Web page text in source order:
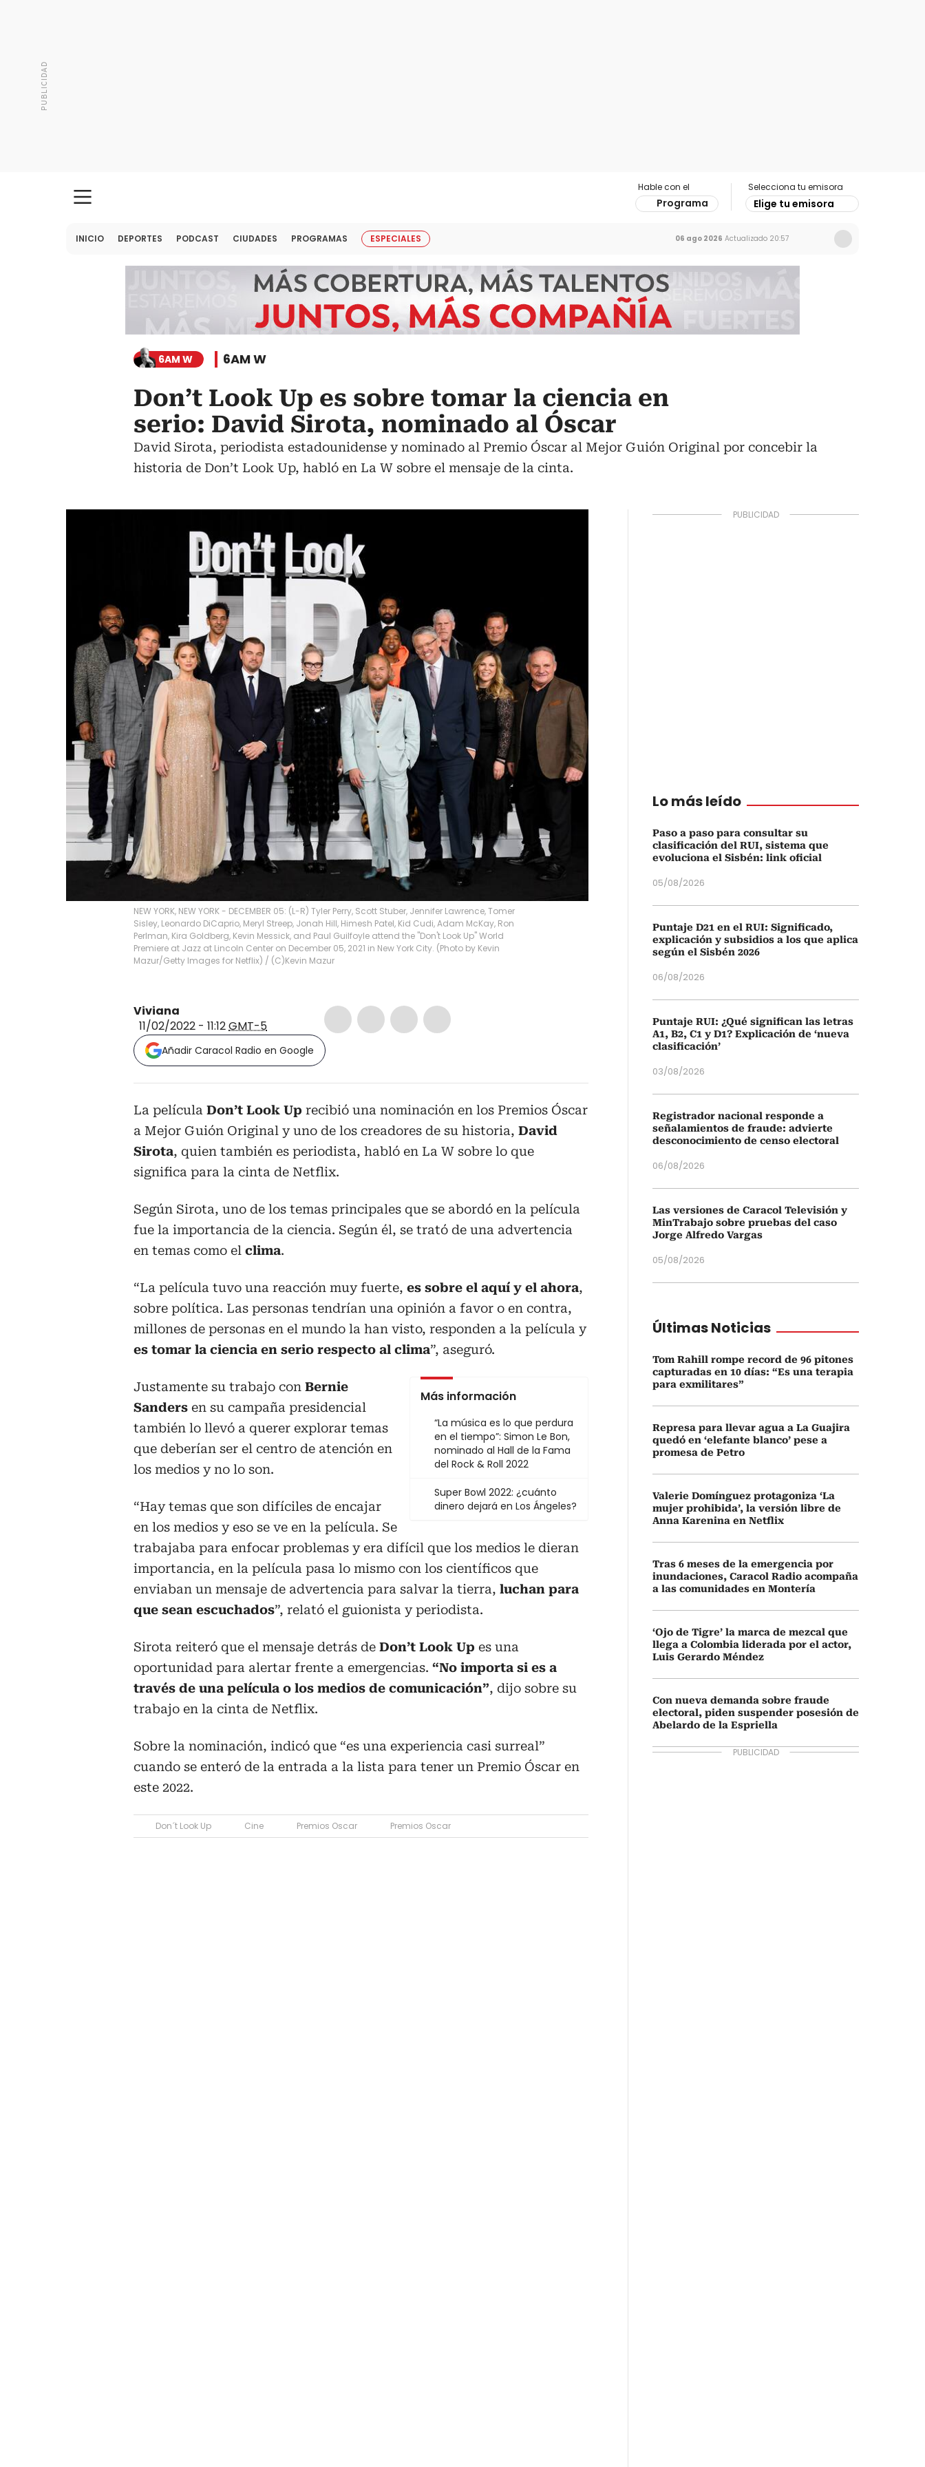
Hable con el
Programa
Selecciona tu emisora
Elige tu emisora
INICIO DEPORTES PODCAST CIUDADES PROGRAMAS ESPECIALES 06 ago 2026 Actualizado 20:57
6AM W 6AM W
Don’t Look Up es sobre tomar la ciencia en
serio: David Sirota, nominado al Óscar
David Sirota, periodista estadounidense y nominado al Premio Óscar al Mejor Guión Original por concebir la
historia de Don’t Look Up, habló en La W sobre el mensaje de la cinta.
NEW YORK, NEW YORK - DECEMBER 05: (L-R) Tyler Perry, Scott Stuber, Jennifer Lawrence, Tomer
Sisley, Leonardo DiCaprio, Meryl Streep, Jonah Hill, Himesh Patel, Kid Cudi, Adam McKay, Ron
Perlman, Kira Goldberg, Kevin Messick, and Paul Guilfoyle attend the "Don't Look Up" World
Premiere at Jazz at Lincoln Center on December 05, 2021 in New York City. (Photo by Kevin
Mazur/Getty Images for Netflix) / (C)Kevin Mazur
Viviana
11/02/2022 - 11:12GMT-5
Añadir Caracol Radio en Google
La película Don’t Look Up recibió una nominación en los Premios Óscar
a Mejor Guión Original y uno de los creadores de su historia, David
Sirota, quien también es periodista, habló en La W sobre lo que
significa para la cinta de Netflix.
Según Sirota, uno de los temas principales que se abordó en la película
fue la importancia de la ciencia. Según él, se trató de una advertencia
en temas como el clima.
“La película tuvo una reacción muy fuerte, es sobre el aquí y el ahora,
sobre política. Las personas tendrían una opinión a favor o en contra,
millones de personas en el mundo la han visto, responden a la película y
es tomar la ciencia en serio respecto al clima”, aseguró.
Más información
“La música es lo que perdura
en el tiempo”: Simon Le Bon,
nominado al Hall de la Fama
del Rock & Roll 2022
Super Bowl 2022: ¿cuánto
dinero dejará en Los Ángeles?
Justamente su trabajo con Bernie
Sanders en su campaña presidencial
también lo llevó a querer explorar temas
que deberían ser el centro de atención en
los medios y no lo son.
“Hay temas que son difíciles de encajar
en los medios y eso se ve en la película. Se
trabajaba para enfocar problemas y era difícil que los medios le dieran
importancia, en la película pasa lo mismo con los científicos que
enviaban un mensaje de advertencia para salvar la tierra, luchan para
que sean escuchados”, relató el guionista y periodista.
Sirota reiteró que el mensaje detrás de Don’t Look Up es una
oportunidad para alertar frente a emergencias. “No importa si es a
través de una película o los medios de comunicación”, dijo sobre su
trabajo en la cinta de Netflix.
Sobre la nominación, indicó que “es una experiencia casi surreal”
cuando se enteró de la entrada a la lista para tener un Premio Óscar en
este 2022.
Don´t Look Up Cine Premios Oscar Premios Oscar
Lo más leído
Paso a paso para consultar su
clasificación del RUI, sistema que
evoluciona el Sisbén: link oficial
05/08/2026
Puntaje D21 en el RUI: Significado,
explicación y subsidios a los que aplica
según el Sisbén 2026
06/08/2026
Puntaje RUI: ¿Qué significan las letras
A1, B2, C1 y D1? Explicación de ‘nueva
clasificación’
03/08/2026
Registrador nacional responde a
señalamientos de fraude: advierte
desconocimiento de censo electoral
06/08/2026
Las versiones de Caracol Televisión y
MinTrabajo sobre pruebas del caso
Jorge Alfredo Vargas
05/08/2026
Últimas Noticias
Tom Rahill rompe record de 96 pitones
capturadas en 10 días: “Es una terapia
para exmilitares”
Represa para llevar agua a La Guajira
quedó en ‘elefante blanco’ pese a
promesa de Petro
Valerie Domínguez protagoniza ‘La
mujer prohibida’, la versión libre de
Anna Karenina en Netflix
Tras 6 meses de la emergencia por
inundaciones, Caracol Radio acompaña
a las comunidades en Montería
‘Ojo de Tigre’ la marca de mezcal que
llega a Colombia liderada por el actor,
Luis Gerardo Méndez
Con nueva demanda sobre fraude
electoral, piden suspender posesión de
Abelardo de la Espriella